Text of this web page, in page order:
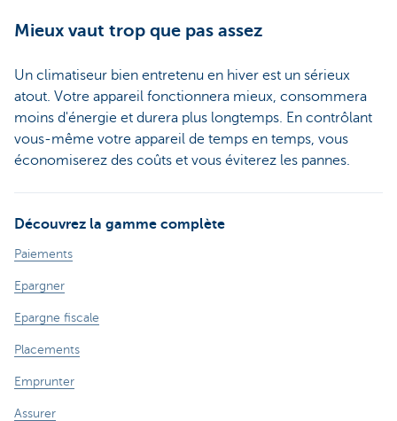
Mieux vaut trop que pas assez
Un climatiseur bien entretenu en hiver est un sérieux
atout. Votre appareil fonctionnera mieux, consommera
moins d'énergie et durera plus longtemps. En contrôlant
vous-même votre appareil de temps en temps, vous
économiserez des coûts et vous éviterez les pannes.
Découvrez la gamme complète
Paiements
Epargner
Epargne fiscale
Placements
Emprunter
Assurer